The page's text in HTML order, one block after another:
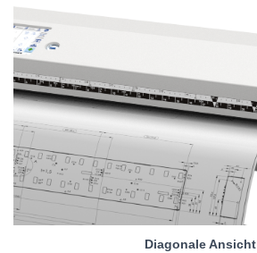
Diagonale Ansicht